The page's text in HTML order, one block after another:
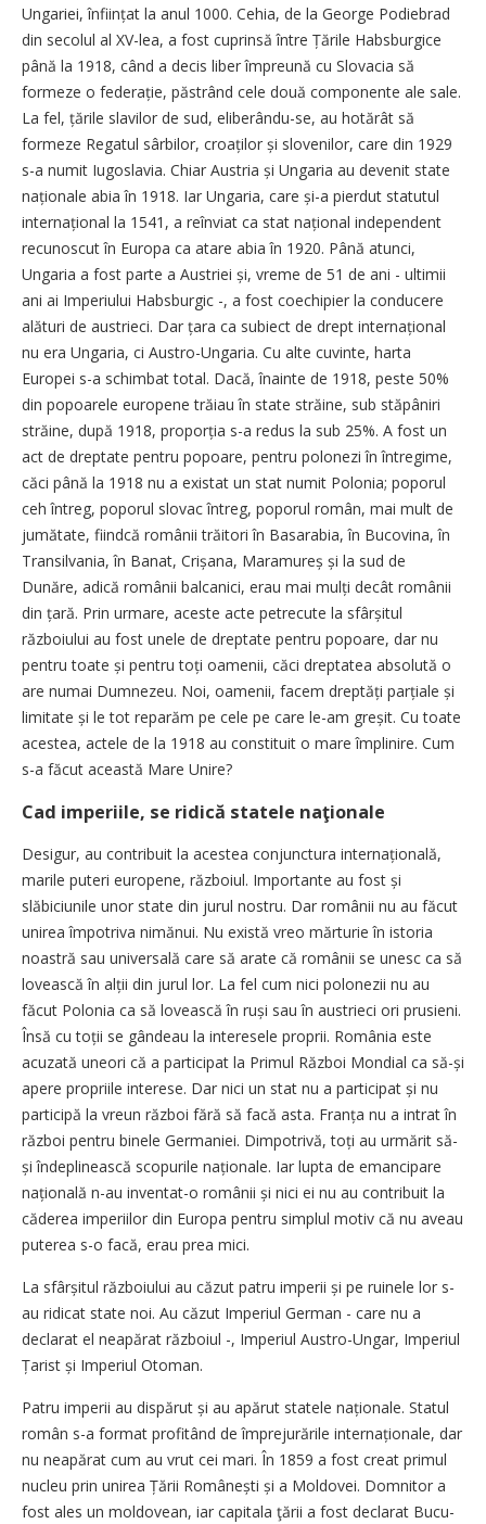
Ungariei, înființat la anul 1000. Cehia, de la George Podiebrad
din secolul al XV-lea, a fost cuprinsă între Țările Habsburgice
până la 1918, când a decis liber împreună cu Slovacia să
formeze o federație, păstrând cele două componente ale sale.
La fel, țările slavilor de sud, eliberându-se, au hotărât să
formeze Regatul sârbilor, croaților și slovenilor, care din 1929
s-a numit Iugoslavia. Chiar Austria și Ungaria au devenit state
na­ționale abia în 1918. Iar Ungaria, care și-a pierdut statutul
interna­țional la 1541, a reînviat ca stat național independent
recunoscut în Europa ca atare abia în 1920. Până atunci,
Ungaria a fost parte a Austriei și, vreme de 51 de ani - ultimii
ani ai Imperiului Habsburgic -, a fost coechipier la conducere
alături de austrieci. Dar țara ca subiect de drept interna­țional
nu era Ungaria, ci Austro-Ungaria. Cu alte cuvinte, harta
Europei s-a schimbat total. Dacă, înainte de 1918, peste 50%
din popoarele europene trăiau în state străine, sub stăpâniri
străine, după 1918, proporția s-a redus la sub 25%. A fost un
act de dreptate pentru popoare, pentru polonezi în întregime,
căci până la 1918 nu a existat un stat numit Polonia; poporul
ceh întreg, po­porul slovac întreg, poporul român, mai mult de
jumătate, fiindcă românii trăitori în Basarabia, în Bucovina, în
Transilvania, în Banat, Crișana, Maramureș și la sud de
Dunăre, adică românii balcanici, erau mai mulți decât românii
din țară. Prin urmare, aceste acte petrecute la sfârșitul
războiului au fost unele de dreptate pentru popoare, dar nu
pentru toate și pentru toți oamenii, căci dreptatea absolută o
are numai Dumnezeu. Noi, oamenii, facem dreptăți par­țiale și
limitate și le tot reparăm pe cele pe care le-am greșit. Cu toate
acestea, actele de la 1918 au constituit o mare împlinire. Cum
s-a făcut această Mare Unire?
Cad imperiile, se ridică statele naţionale
Desigur, au contribuit la acestea conjunctura internațională,
marile puteri europene, războiul. Importante au fost și
slăbiciunile unor state din jurul nostru. Dar românii nu au făcut
unirea împotriva nimănui. Nu există vreo mărturie în istoria
noastră sau universală care să arate că românii se unesc ca să
lovească în alții din jurul lor. La fel cum nici polonezii nu au
făcut Polonia ca să lovească în ruși sau în austrieci ori prusieni.
Însă cu toții se gândeau la interesele proprii. România este
acuzată uneori că a participat la Primul Război Mondial ca să-și
apere propriile interese. Dar nici un stat nu a participat și nu
participă la vreun război fără să facă asta. Franța nu a intrat în
război pentru binele Germaniei. Dimpotrivă, toți au urmărit să-
și îndeplinească scopurile naționale. Iar lupta de emancipare
națională n-au inventat-o românii și nici ei nu au contribuit la
căderea imperiilor din Europa pentru simplul motiv că nu aveau
puterea s-o facă, erau prea mici.
La sfârșitul războiului au căzut patru imperii și pe ruinele lor s-
au ridicat state noi. Au căzut Imperiul German - care nu a
declarat el neapărat războiul -, Imperiul Austro-Ungar, Imperiul
Țarist și Imperiul Otoman.
Patru imperii au dispărut și au apărut statele naționale. Statul
român s-a format profitând de împrejurările internaționale, dar
nu neapărat cum au vrut cei mari. În 1859 a fost creat primul
nucleu prin unirea Țării Româ­nești și a Moldovei. Domnitor a
fost ales un moldovean, iar capitala ţării a fost declarat Bucu­